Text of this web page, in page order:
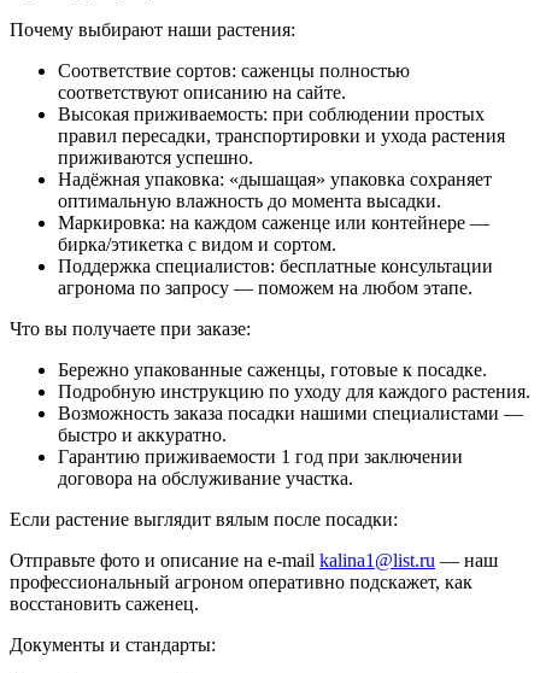
Почему выбирают наши растения:
Соответствие сортов: саженцы полностью
соответствуют описанию на сайте.
Высокая приживаемость: при соблюдении простых
правил пересадки, транспортировки и ухода растения
приживаются успешно.
Надёжная упаковка: «дышащая» упаковка сохраняет
оптимальную влажность до момента высадки.
Маркировка: на каждом саженце или контейнере —
бирка/этикетка с видом и сортом.
Поддержка специалистов: бесплатные консультации
агронома по запросу — поможем на любом этапе.
Что вы получаете при заказе:
Бережно упакованные саженцы, готовые к посадке.
Подробную инструкцию по уходу для каждого растения.
Возможность заказа посадки нашими специалистами —
быстро и аккуратно.
Гарантию приживаемости 1 год при заключении
договора на обслуживание участка.
Если растение выглядит вялым после посадки:
Отправьте фото и описание на e-mail kalina1@list.ru — наш
профессиональный агроном оперативно подскажет, как
восстановить саженец.
Документы и стандарты: